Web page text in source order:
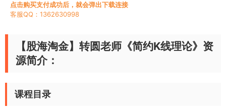
点击购买支付成功后，就会弹出下载连接
客服QQ：1362630998
【股海淘金】转圆老师《简约K线理论》资
源简介：
课程目录